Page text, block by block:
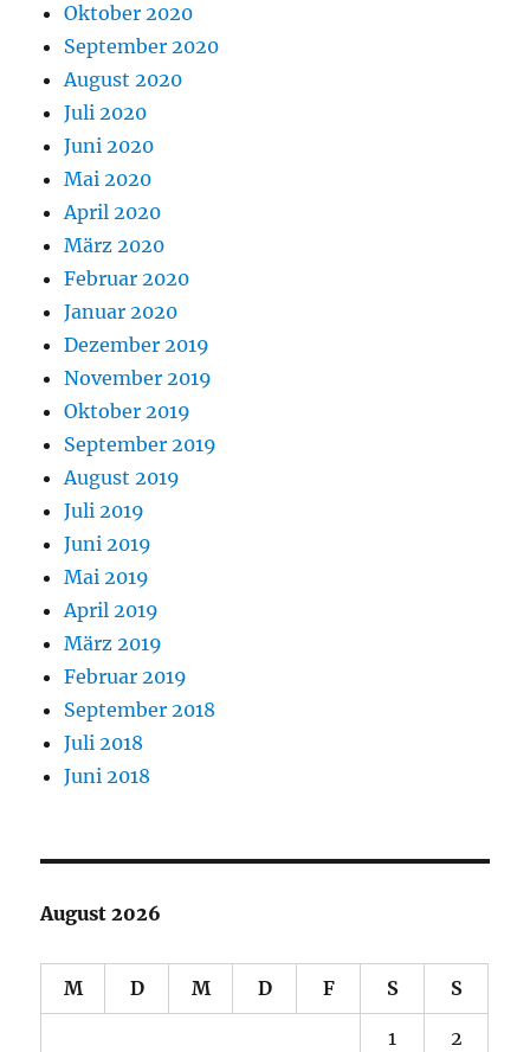
Oktober 2020
September 2020
August 2020
Juli 2020
Juni 2020
Mai 2020
April 2020
März 2020
Februar 2020
Januar 2020
Dezember 2019
November 2019
Oktober 2019
September 2019
August 2019
Juli 2019
Juni 2019
Mai 2019
April 2019
März 2019
Februar 2019
September 2018
Juli 2018
Juni 2018
August 2026
M D M D F S S
1 2